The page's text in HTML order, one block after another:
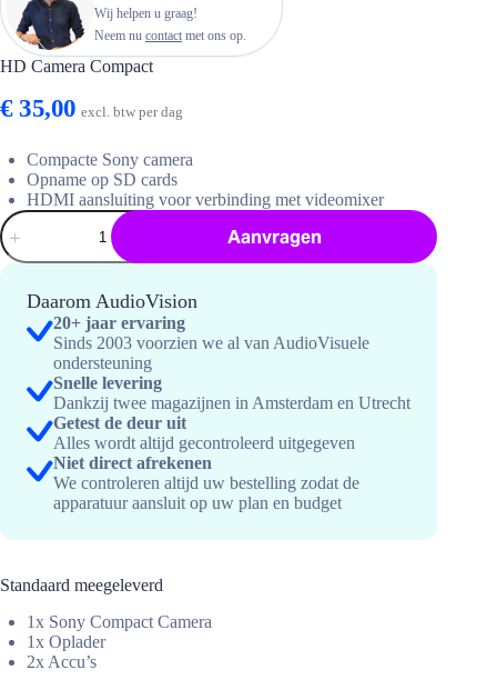
Wij helpen u graag!
Neem nu contact met ons op.
HD Camera Compact
€35,00 excl. btw per dag
Compacte Sony camera
Opname op SD cards
HDMI aansluiting voor verbinding met videomixer
HD
Camera
Compact
hoeveelheid
Aanvragen
Daarom AudioVision
20+ jaar ervaring
Sinds 2003 voorzien we al van AudioVisuele
ondersteuning
Snelle levering
Dankzij twee magazijnen in Amsterdam en Utrecht
Getest de deur uit
Alles wordt altijd gecontroleerd uitgegeven
Niet direct afrekenen
We controleren altijd uw bestelling zodat de
apparatuur aansluit op uw plan en budget
Standaard meegeleverd
1x Sony Compact Camera
1x Oplader
2x Accu’s